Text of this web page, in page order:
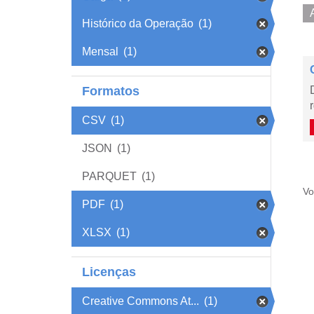
Histórico da Operação (1)
Mensal (1)
Formatos
CSV (1)
JSON (1)
PARQUET (1)
PDF (1)
XLSX (1)
Licenças
Creative Commons At... (1)